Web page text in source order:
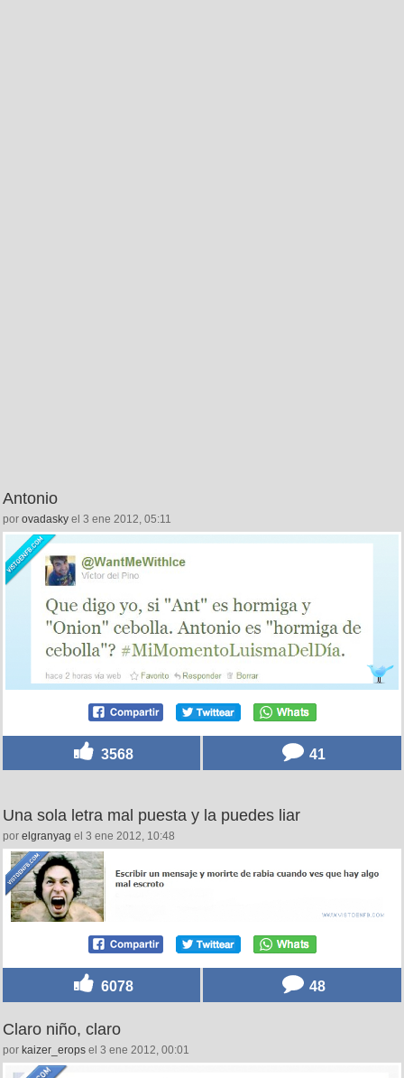
Antonio
por ovadasky el 3 ene 2012, 05:11
3568 41
Una sola letra mal puesta y la puedes liar
por elgranyag el 3 ene 2012, 10:48
6078 48
Claro niño, claro
por kaizer_erops el 3 ene 2012, 00:01